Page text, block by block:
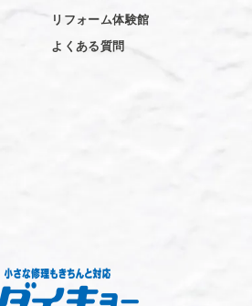
リフォーム体験館
よくある質問